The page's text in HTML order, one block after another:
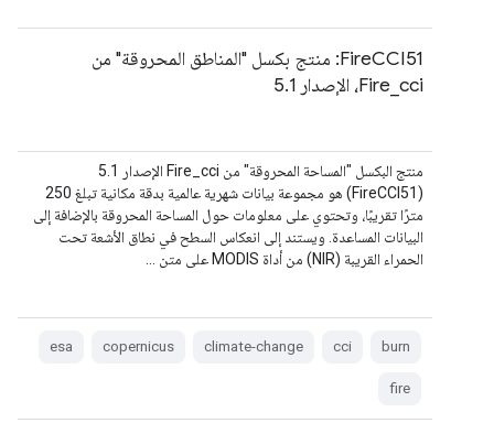
‫FireCCI51: منتج بكسل "المناطق المحروقة" من
Fire_cci، الإصدار 5.1
منتج البكسل "المساحة المحروقة" من Fire_cci الإصدار 5.1
(FireCCI51) هو مجموعة بيانات شهرية عالمية بدقة مكانية تبلغ 250
مترًا تقريبًا، وتحتوي على معلومات حول المساحة المحروقة بالإضافة إلى
البيانات المساعدة. ويستند إلى انعكاس السطح في نطاق الأشعة تحت
الحمراء القريبة (NIR) من أداة MODIS على متن …
burn
cci
climate-change
copernicus
esa
fire